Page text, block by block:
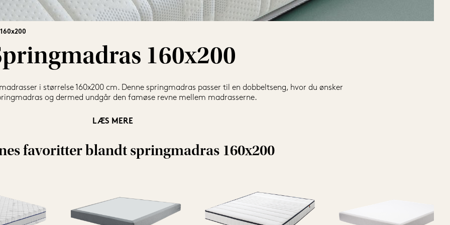
160x200
i størrelse 160x200 cm. Denne springmadras passer til en dobbeltseng, hvor du ønsker
og dermed undgår den famøse revne mellem madrasserne.
du ønsker en madras med fjedre og god komfort. Søvn er en vigtig faktor for din trivsel og dit
LÆS MERE
favoritter blandt springmadras 160x200